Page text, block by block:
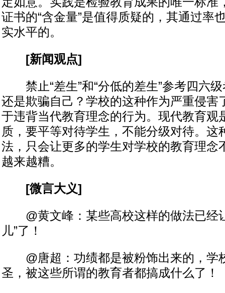
证书的“含金量”是值得质疑的，其通过率
实水平的。
[新闻观点]
禁止“差生”和“分低的差生”参考四六级
还是欺骗自己？学校的这种作为严重侵害
于违背当代教育理念的行为。现代教育观
质，要平等对待学生，不能分级对待。这
法，只会让更多的学生对学校的教育理念
越来越糟。
[微言大义]
@黄文峰：某些高校这样的做法已经
儿”了！
@唐超：功绩都是被粉饰出来的，学
圣，被这些所谓的教育者都搞成什么了！